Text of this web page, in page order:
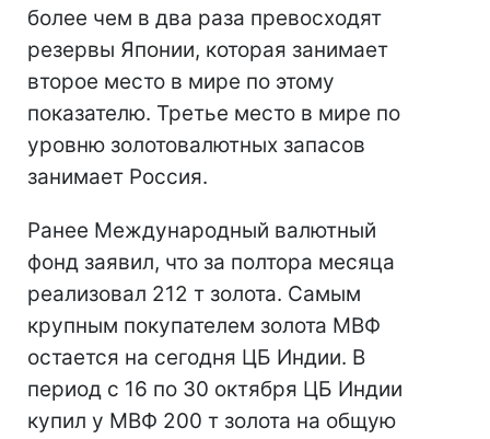
более чем в два раза превосходят
резервы Японии, которая занимает
второе место в мире по этому
показателю. Третье место в мире по
уровню золотовалютных запасов
занимает Россия.
Ранее Международный валютный
фонд заявил, что за полтора месяца
реализовал 212 т золота. Самым
крупным покупателем золота МВФ
остается на сегодня ЦБ Индии. В
период с 16 по 30 октября ЦБ Индии
купил у МВФ 200 т золота на общую